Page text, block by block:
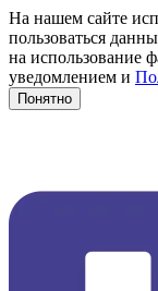
На нашем сайте
пользоваться
на использование
уведомлением и
Понятно